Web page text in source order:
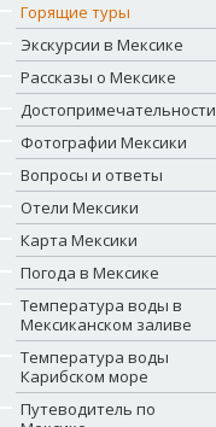
Горящие туры
Экскурсии в Мексике
Рассказы о Мексике
Достопримечательности
Фотографии Мексики
Вопросы и ответы
Отели Мексики
Карта Мексики
Погода в Мексике
Температура воды в
Мексиканском заливе
Температура воды
Карибском море
Путеводитель по